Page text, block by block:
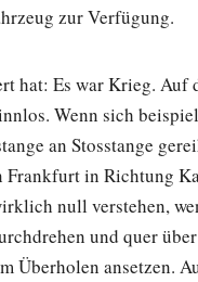
zur Verfügung.
hat: Es war Krieg. Auf
Wenn sich
an Stosstange
Frankfurt in Richtung
null verstehen,
und quer
Überholen ansetzen.